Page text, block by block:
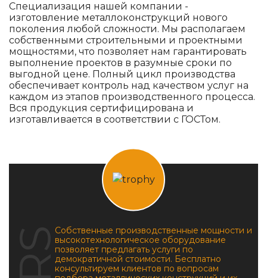
Специализация нашей компании -
изготовление металлоконструкций нового
поколения любой сложности. Мы располагаем
собственными строительными и проектными
мощностями, что позволяет нам гарантировать
выполнение проектов в разумные сроки по
выгодной цене. Полный цикл производства
обеспечивает контроль над качеством услуг на
каждом из этапов производственного процесса.
Вся продукция сертифицирована и
изготавливается в соответствии с ГОСТом.
Собственные производственные мощности и
высокотехнологическое оборудование
позволяет предлагать услуги по
демократичной стоимости. Бесплатно
консультируем клиентов по вопросам